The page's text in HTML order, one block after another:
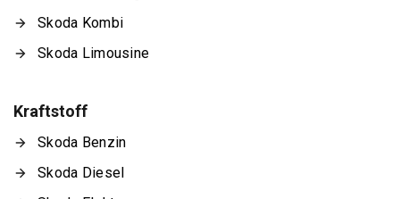
Skoda Kombi
Skoda Limousine
Kraftstoff
Skoda Benzin
Skoda Diesel